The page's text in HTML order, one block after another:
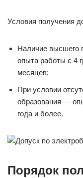
Условия получения
Наличие высшего
опыта работы с 4
месяцев;
При условии
образования —
года и более.
Порядок